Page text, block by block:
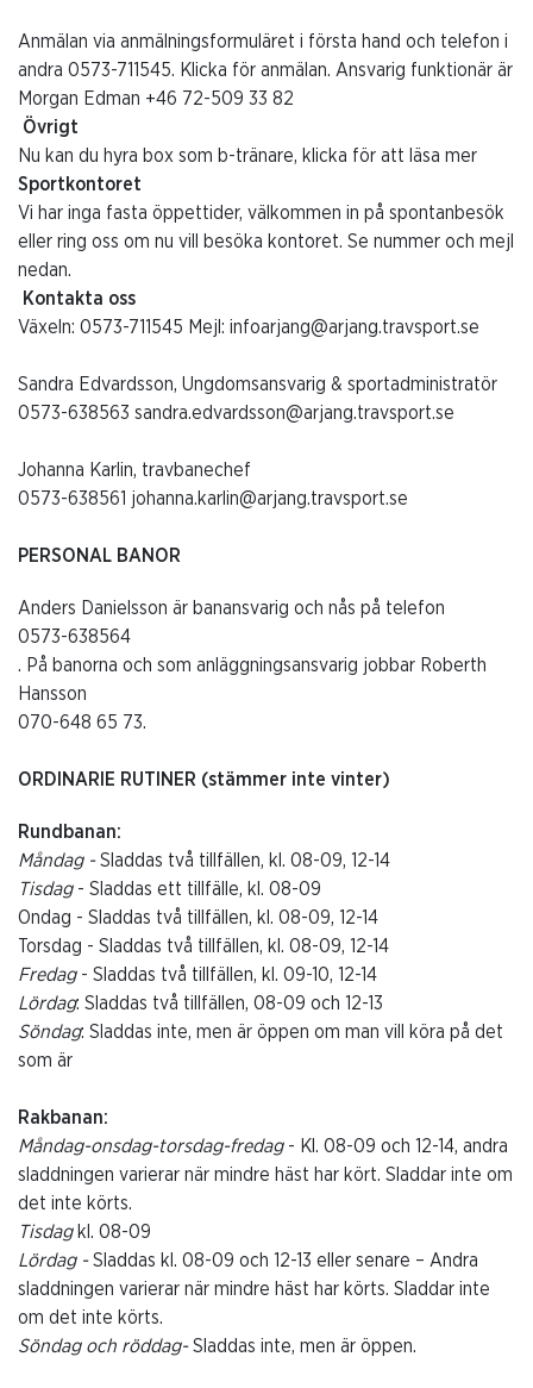
Anmälan via anmälningsformuläret i första hand och telefon i
andra 0573-711545. Klicka för anmälan. Ansvarig funktionär är
Morgan Edman +46 72-509 33 82
Övrigt
Nu kan du hyra box som b-tränare, klicka för att läsa mer
Sportkontoret
Vi har inga fasta öppettider, välkommen in på spontanbesök
eller ring oss om nu vill besöka kontoret. Se nummer och mejl
nedan.
Kontakta oss
Växeln: 0573-711545 Mejl: infoarjang@arjang.travsport.se
Sandra Edvardsson, Ungdomsansvarig & sportadministratör
0573-638563 sandra.edvardsson@arjang.travsport.se
Johanna Karlin, travbanechef
0573-638561 johanna.karlin@arjang.travsport.se
PERSONAL BANOR
Anders Danielsson är banansvarig och nås på telefon
0573-638564
. På banorna och som anläggningsansvarig jobbar Roberth
Hansson
070-648 65 73.
ORDINARIE RUTINER (stämmer inte vinter)
Rundbanan:
Måndag -Sladdas två tillfällen, kl. 08-09, 12-14
Tisdag - Sladdas ett tillfälle, kl. 08-09
Ondag - Sladdas två tillfällen, kl. 08-09, 12-14
Torsdag - Sladdas två tillfällen, kl. 08-09, 12-14
Fredag- Sladdas två tillfällen, kl. 09-10, 12-14
Lördag: Sladdas två tillfällen, 08-09 och 12-13
Söndag: Sladdas inte, men är öppen om man vill köra på det
som är
Rakbanan:
Måndag-onsdag-torsdag-fredag- Kl. 08-09 och 12-14, andra
sladdningen varierar när mindre häst har kört. Sladdar inte om
det inte körts.
Tisdag kl. 08-09
Lördag -Sladdas kl. 08-09 och 12-13 eller senare – Andra
sladdningen varierar när mindre häst har körts. Sladdar inte
om det inte körts.
Söndag och röddag-Sladdas inte, men är öppen.